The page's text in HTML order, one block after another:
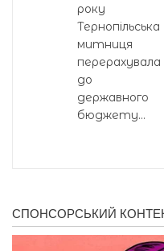
року
Тернопільська
митниця
перерахувала
до
державного
бюджету...